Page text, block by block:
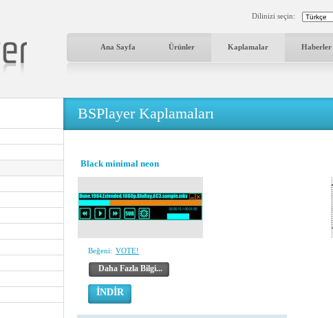
Dilinizi seçin:
Ana Sayfa Ürünler Kaplamalar Haberler
BSPlayer Kaplamaları
Black minimal neon
Beğeni: VOTE!
Daha Fazla Bilgi...
İNDİR